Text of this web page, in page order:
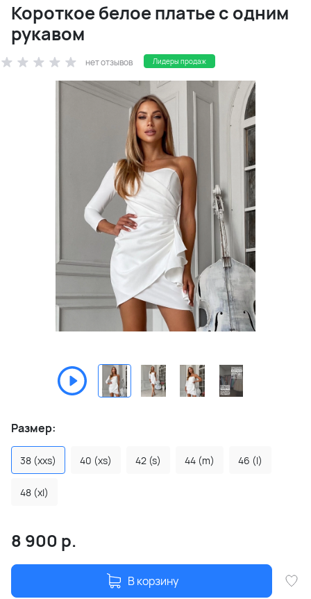
Короткое белое платье с одним
рукавом
нет отзывов Лидеры продаж
Размер:
38 (xxs) 40 (xs) 42 (s) 44 (m) 46 (l)
48 (xl)
8 900 р.
В корзину